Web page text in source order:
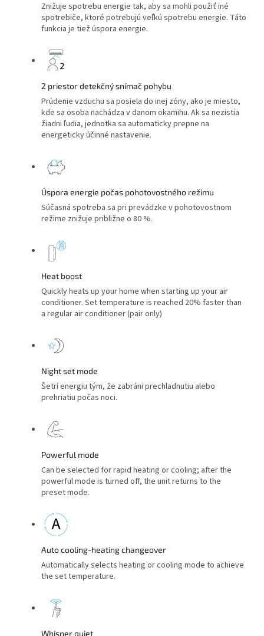
Znižuje spotrebu energie tak, aby sa mohli použiť iné
spotrebiče, ktoré potrebujú veľkú spotrebu energie. Táto
funkcia je tiež úspora energie.
2 priestor detekčný snímač pohybu
Prúdenie vzduchu sa posiela do inej zóny, ako je miesto,
kde sa osoba nachádza v danom okamihu. Ak sa nezistia
žiadni ľudia, jednotka sa automaticky prepne na
energeticky účinné nastavenie.
Úspora energie počas pohotovostného režimu
Súčasná spotreba sa pri prevádzke v pohotovostnom
režime znižuje približne o 80 %.
Heat boost
Quickly heats up your home when starting up your air
conditioner. Set temperature is reached 20% faster than
a regular air conditioner (pair only)
Night set mode
Šetrí energiu tým, že zabráni prechladnutiu alebo
prehriatiu počas noci.
Powerful mode
Can be selected for rapid heating or cooling; after the
powerful mode is turned off, the unit returns to the
preset mode.
Auto cooling-heating changeover
Automatically selects heating or cooling mode to achieve
the set temperature.
Whisper quiet